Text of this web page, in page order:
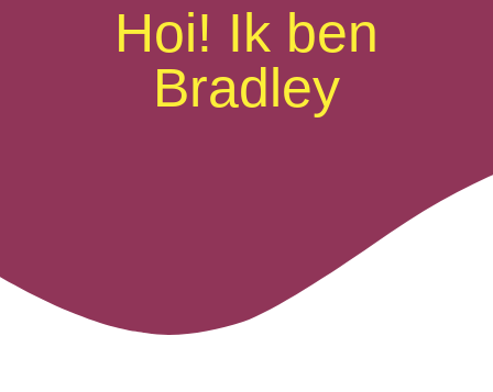
Hoi! Ik ben
Bradley